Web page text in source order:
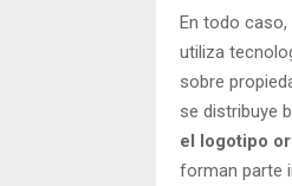
En todo caso,
utiliza
sobre
se distribuye
el logotipo
forman parte